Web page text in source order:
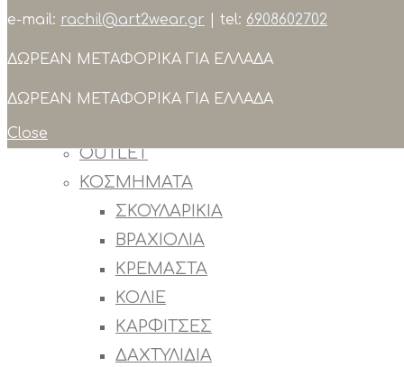
Search
ΣΥΛΛΟΓΕΣ
ΠΡΟΙΟΝΤΑ
OUTLET
ΚΟΣΜΗΜΑΤΑ
ΣΚΟΥΛΑΡΙΚΙΑ
ΒΡΑΧΙΟΛΙΑ
ΚΡΕΜΑΣΤΑ
ΚΟΛΙΕ
ΚΑΡΦΙΤΣΕΣ
ΔΑΧΤΥΛΙΔΙΑ
e-mail: rachil@art2wear.gr | tel: 6908602702
ΔΩΡΕΑΝ ΜΕΤΑΦΟΡΙΚΑ ΓΙΑ ΕΛΛΑΔΑ
ΔΩΡΕΑΝ ΜΕΤΑΦΟΡΙΚΑ ΓΙΑ ΕΛΛΑΔΑ
Close